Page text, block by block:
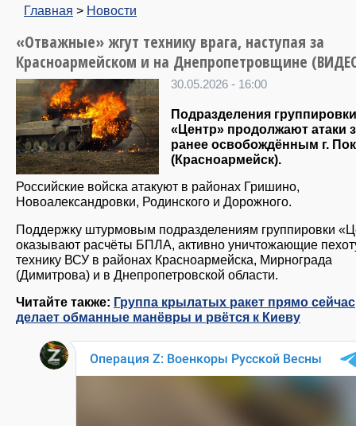
Главная > Новости
«Отважные» жгут технику врага, наступая за
Красноармейском и на Днепропетровщине
30.05.2026 - 16:00
Подразделения
«Центр» продолжают атаки
ранее освобождённым г.
(Красноармейск).
Российские войска атакуют в районах Гришино,
Новоалександровки, Родинского и Дорожного.
Поддержку штурмовым подразделениям группировки
оказывают расчёты БПЛА, активно уничтожающие
технику ВСУ в районах Красноармейска, Мирнограда
(Димитрова) и в Днепропетровской области.
Читайте также: Группа крылатых ракет прямо сейчас
делает обманные манёвры и рвётся к Киеву